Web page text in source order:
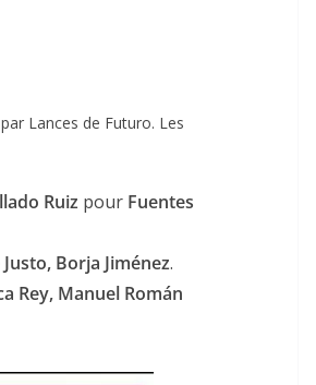
Lances de Futuro. Les
Ruiz pour Fuentes
Borja Jiménez.
Rey, Manuel Román